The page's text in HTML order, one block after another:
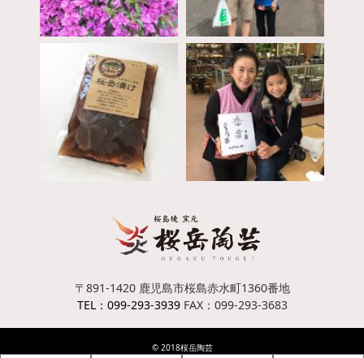
〒891-1420 鹿児島市桜島赤水町1360番地
TEL：099-293-3939 FAX：099-293-3683
© 2018桜岳陶芸